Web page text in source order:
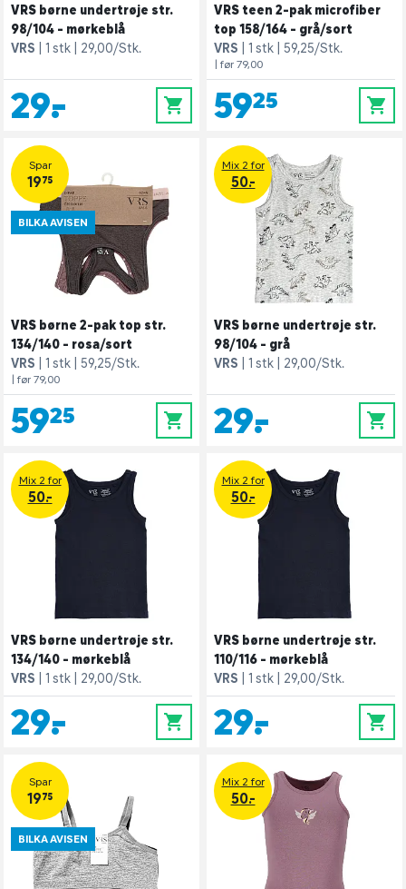
VRS børne undertrøje str.
98/104 - mørkeblå
VRS
1 stk 29,00/Stk.
29,- 0
VRS teen 2-pak microfiber
top 158/164 - grå/sort
VRS
1 stk 59,25/Stk.
| før 79,00
59,25 0
Spar
19,75
BILKA AVISEN
VRS børne 2-pak top str.
134/140 - rosa/sort
VRS
1 stk 59,25/Stk.
| før 79,00
59,25 0
Mix 2 for
50.-
VRS børne undertrøje str.
98/104 - grå
VRS
1 stk 29,00/Stk.
29,- 0
Mix 2 for
50.-
VRS børne undertrøje str.
134/140 - mørkeblå
VRS
1 stk 29,00/Stk.
29,- 0
Mix 2 for
50.-
VRS børne undertrøje str.
110/116 - mørkeblå
VRS
1 stk 29,00/Stk.
29,- 0
Spar
19,75
BILKA AVISEN
Mix 2 for
50.-